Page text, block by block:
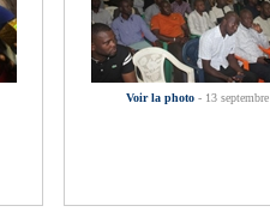
Voir la photo - 13